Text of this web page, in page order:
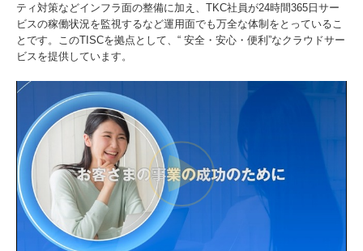
ティ対策などインフラ面の整備に加え、TKC社員が24時間365日サー
ビスの稼働状況を監視するなど運用面でも万全な体制をとっているこ
とです。このTISCを拠点として、“ 安全・安心・便利”なクラウドサー
ビスを提供しています。